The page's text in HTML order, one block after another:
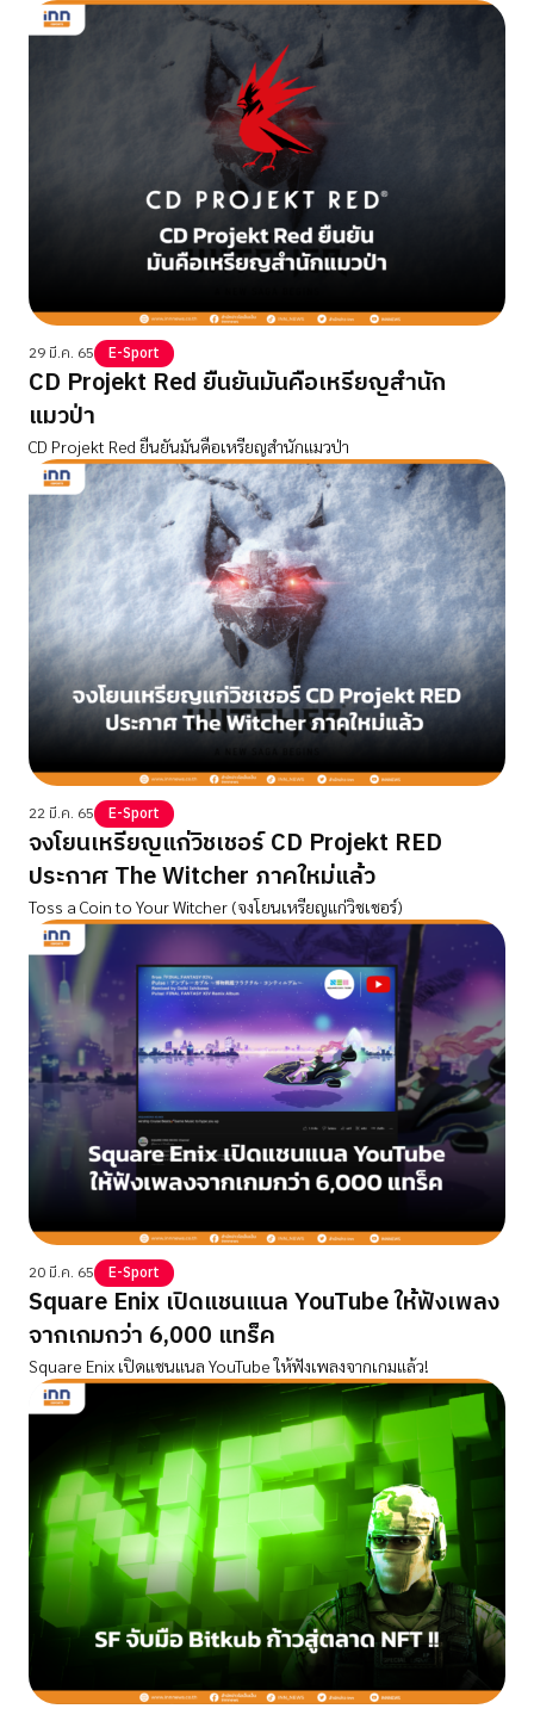
29 มี.ค. 65 E-Sport
CD Projekt Red ยืนยันมันคือเหรียญสำนัก
แมวป่า
CD Projekt Red ยืนยันมันคือเหรียญสำนักแมวป่า
22 มี.ค. 65 E-Sport
จงโยนเหรียญแก่วิชเชอร์ CD Projekt RED
ประกาศ The Witcher ภาคใหม่แล้ว
Toss a Coin to Your Witcher (จงโยนเหรียญแก่วิชเชอร์)
20 มี.ค. 65 E-Sport
Square Enix เปิดแชนแนล YouTube ให้ฟังเพลง
จากเกมกว่า 6,000 แทร็ค
Square Enix เปิดแชนแนล YouTube ให้ฟังเพลงจากเกมแล้ว!